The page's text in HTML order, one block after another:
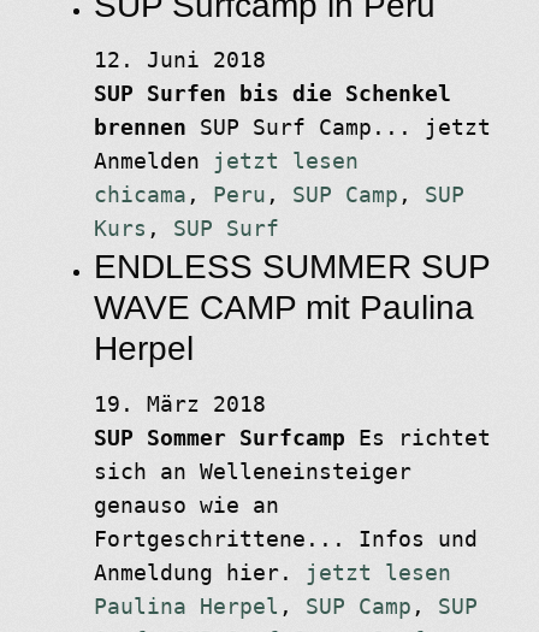
12. Juni 2018
SUP Surfen bis die Schenkel
brennen SUP Surf Camp... jetzt
Anmelden
jetzt lesen
chicama , Peru , SUP Camp , SUP
Kurs , SUP Surf
ENDLESS SUMMER SUP
WAVE CAMP mit Paulina
Herpel
19. März 2018
SUP Sommer Surfcamp Es richtet
sich an Welleneinsteiger
genauso wie an
Fortgeschrittene... Infos und
Anmeldung hier.
jetzt lesen
Paulina Herpel , SUP Camp , SUP